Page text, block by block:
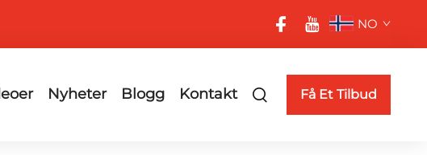
NO
Nyheter Blogg Kontakt Få Et Tilbud